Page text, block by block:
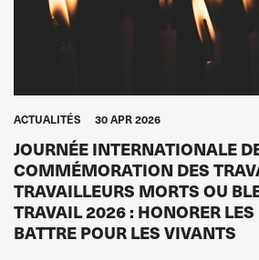
ACTUALITÉS 30 APR 2026
JOURNÉE INTERNATIONALE
COMMÉMORATION DES
TRAVAILLEURS MORTS OU
TRAVAIL 2026 : HONORER
BATTRE POUR LES VIVANTS